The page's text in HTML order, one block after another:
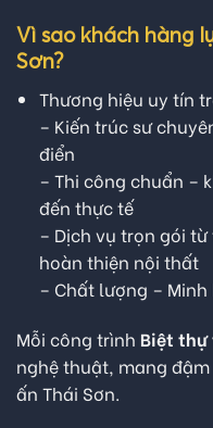
Vì sao khách hàng
Sơn?
Thương hiệu uy tín
– Kiến trúc sư
điển
– Thi công chuẩn –
đến thực tế
– Dịch vụ trọn gói
hoàn thiện nội thất
– Chất lượng –
Mỗi công trình Biệt thự
nghệ thuật, mang
ấn Thái Sơn.